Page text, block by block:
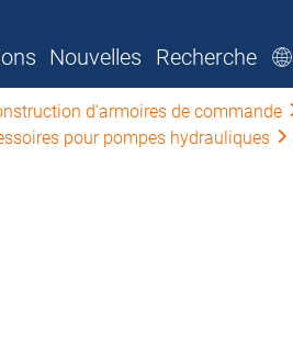
Nouvelles Recherche
d'armoires de commande
pour pompes hydrauliques